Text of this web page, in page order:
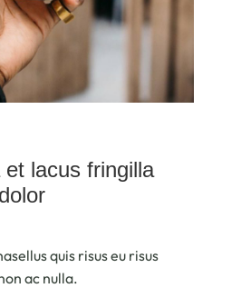
et lacus fringilla
quis risus eu risus
ac nulla.